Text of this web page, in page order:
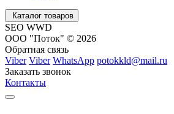
Каталог товаров
SEO WWD
ООО "Поток" © 2026
Обратная связь
Viber Viber WhatsApp potokkld@mail.ru
Заказать звонок
Контакты